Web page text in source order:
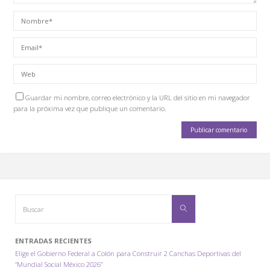
Guardar mi nombre, correo electrónico y la URL del sitio en mi navegador
para la próxima vez que publique un comentario.
Buscar
ENTRADAS RECIENTES
Elige el Gobierno Federal a Colón para Construir 2 Canchas Deportivas del
“Mundial Social México 2026”